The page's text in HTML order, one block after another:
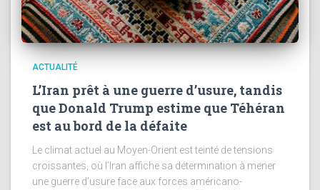
ACTUALITÉ
L’Iran prêt à une guerre d’usure, tandis
que Donald Trump estime que Téhéran
est au bord de la défaite
Le climat actuel au Moyen-Orient est teinté de tensions
croissantes, où l’Iran affiche sa détermination à mener
une guerre d’usure face aux forces américano-